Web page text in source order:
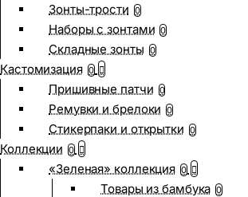
Зонты-трости 0
Наборы с зонтами 0
Складные зонты 0
Кастомизация 0
Пришивные патчи 0
Ремувки и брелоки 0
Стикерпаки и открытки 0
Коллекции 0
«Зеленая» коллекция 0
Товары из бамбука 0